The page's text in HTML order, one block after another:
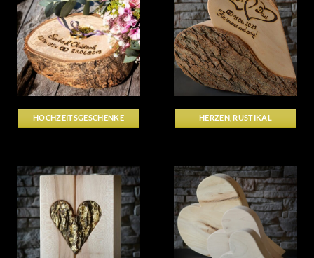
HOCHZEITSGESCHENKE HERZEN, RUSTIKAL